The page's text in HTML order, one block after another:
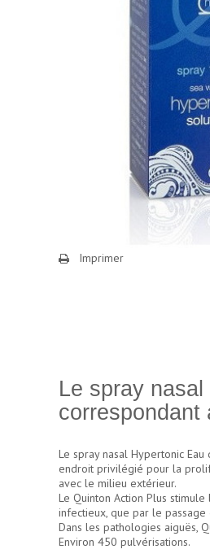
Imprimer
Le spray
correspondant
Le spray nasal Hypertonic
endroit privilégié pour la
avec le milieu extérieur.
Le Quinton Action Plus
infectieux, que par le
Dans les pathologies aiguës,
Environ 450 pulvérisations.